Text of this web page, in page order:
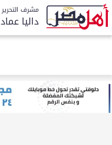
مشرف التحرير
داليا عماد